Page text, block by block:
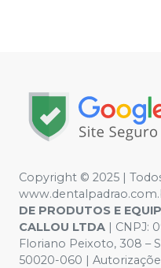
Copyright © 2025 |
DE PRODUTOS E
CALLOU LTDA | CNPJ:
Floriano Peixoto, 308 –
50020-060 |